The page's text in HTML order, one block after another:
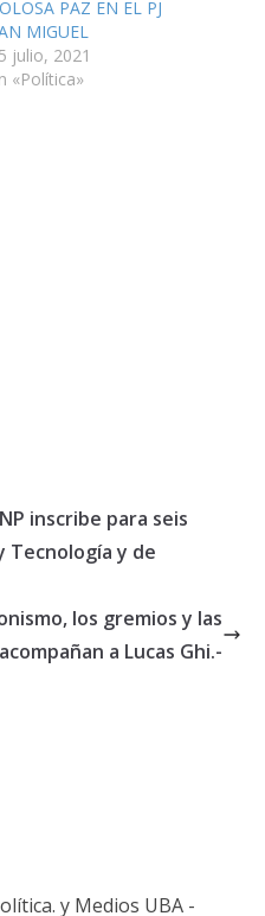
PAZ EN EL PJ
MIGUEL
julio, 2021
«Política»
inscribe para seis
Tecnología y de
los gremios y las
a Lucas Ghi.-
y Medios UBA -